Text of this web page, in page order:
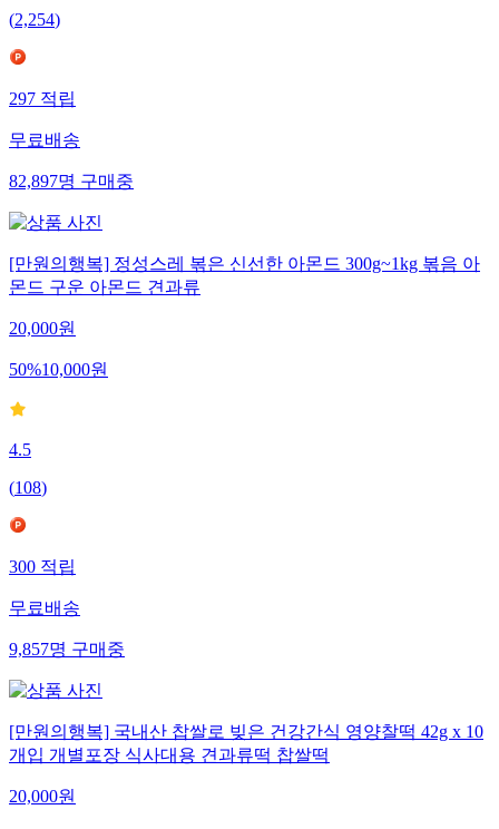
(2,254)
297적립
무료배송
82,897명구매중
[만원의행복] 정성스레 볶은 신선한 아몬드 300g~1kg 볶음 아
몬드 구운 아몬드 견과류
20,000원
50%10,000원
4.5
(108)
300적립
무료배송
9,857명구매중
[만원의행복] 국내산 찹쌀로 빚은 건강간식 영양찰떡 42g x 10
개입 개별포장 식사대용 견과류떡 찹쌀떡
20,000원